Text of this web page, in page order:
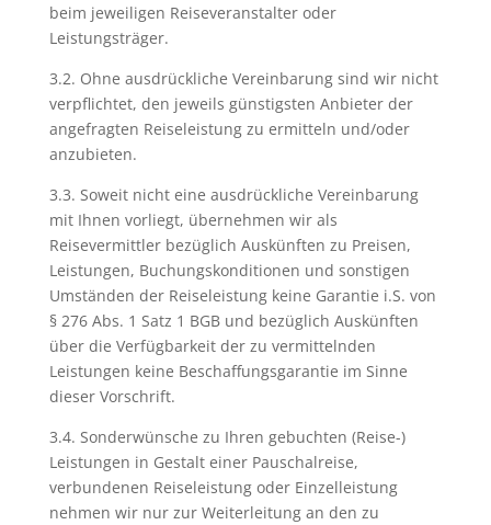
beim jeweiligen Reiseveranstalter oder
Leistungsträger.
3.2. Ohne ausdrückliche Vereinbarung sind wir nicht
verpflichtet, den jeweils günstigsten Anbieter der
angefragten Reiseleistung zu ermitteln und/oder
anzubieten.
3.3. Soweit nicht eine ausdrückliche Vereinbarung
mit Ihnen vorliegt, übernehmen wir als
Reisevermittler bezüglich Auskünften zu Preisen,
Leistungen, Buchungskonditionen und sonstigen
Umständen der Reiseleistung keine Garantie i.S. von
§ 276 Abs. 1 Satz 1 BGB und bezüglich Auskünften
über die Verfügbarkeit der zu vermittelnden
Leistungen keine Beschaffungsgarantie im Sinne
dieser Vorschrift.
3.4. Sonderwünsche zu Ihren gebuchten (Reise-)
Leistungen in Gestalt einer Pauschalreise,
verbundenen Reiseleistung oder Einzelleistung
nehmen wir nur zur Weiterleitung an den zu